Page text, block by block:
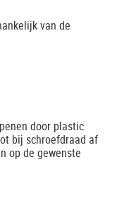
van de
door plastic
bij schroefdraad af
op de gewenste